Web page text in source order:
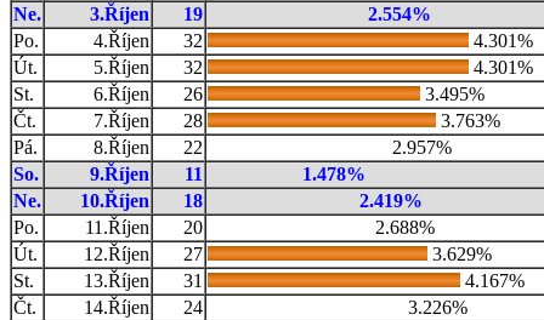
Ne.
3.Říjen 19
2.554%
Po.
4.Říjen 32
4.301%
Út.
5.Říjen 32
4.301%
St.
6.Říjen 26
3.495%
Čt.
7.Říjen 28
3.763%
Pá.
8.Říjen 22
2.957%
So.
9.Říjen 11
1.478%
Ne.
10.Říjen 18
2.419%
Po.
11.Říjen 20
2.688%
Út.
12.Říjen 27
3.629%
St.
13.Říjen 31
4.167%
Čt.
14.Říjen 24
3.226%